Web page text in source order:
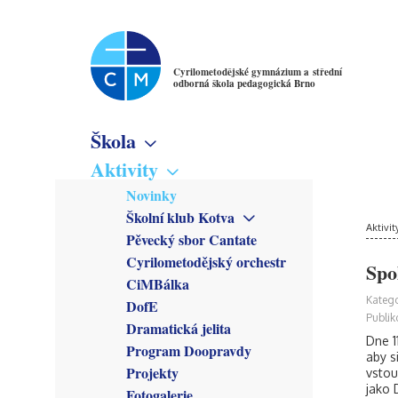
Cyrilometodějské gymnázium a střední
odborná škola pedagogická Brno
Škola
Virtuální prohlídka
Školné
Denní studium
Večerní studium
Poslání školy
Studijní obory
Gymnázium
Pedagogické lyceum
pedagogika
Předmětové sekce
Český jazyk
Anglický jazyk
Německý jazyk
Francouzský jazyk
Latina
Zřizovatel
Školská rada
Rada školy
CM Parlament
Společenství přátel školy
Aktivity
Novinky
Školní klub Kotva
Obecné informace
Členové
Kroužky
Co se stalo
Pěvecký sbor Cantate
Cyrilometodějský orchestr
CiMBálka
DofE
Dramatická jelita
Program Doopravdy
Projekty
Dne
aby
jako